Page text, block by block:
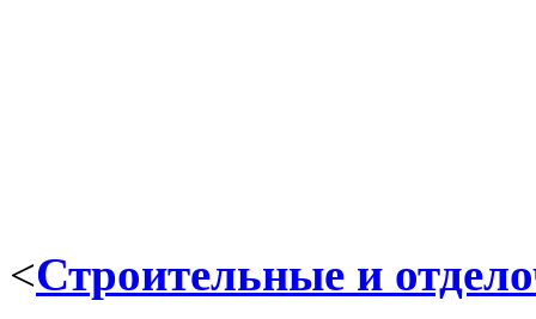
<Строительные и